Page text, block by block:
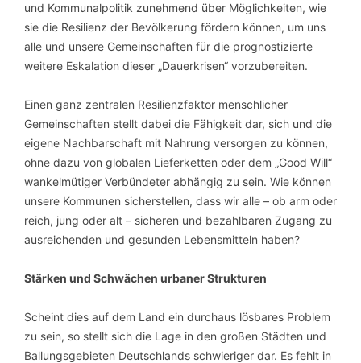
und Kommunalpolitik zunehmend über Möglichkeiten, wie
sie die Resilienz der Bevölkerung fördern können, um uns
alle und unsere Gemeinschaften für die prognostizierte
weitere Eskalation dieser „Dauerkrisen“ vorzubereiten.
Einen ganz zentralen Resilienzfaktor menschlicher
Gemeinschaften stellt dabei die Fähigkeit dar, sich und die
eigene Nachbarschaft mit Nahrung versorgen zu können,
ohne dazu von globalen Lieferketten oder dem „Good Will“
wankelmütiger Verbündeter abhängig zu sein. Wie können
unsere Kommunen sicherstellen, dass wir alle – ob arm oder
reich, jung oder alt – sicheren und bezahlbaren Zugang zu
ausreichenden und gesunden Lebensmitteln haben?
Stärken und Schwächen urbaner Strukturen
Scheint dies auf dem Land ein durchaus lösbares Problem
zu sein, so stellt sich die Lage in den großen Städten und
Ballungsgebieten ­Deutschlands schwieriger dar. Es fehlt in